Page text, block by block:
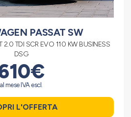
PASSAT SW
2.0 TDI SCR EVO 110 KW BUSINESS
DSG
al mese IVA escl.
L'OFFERTA